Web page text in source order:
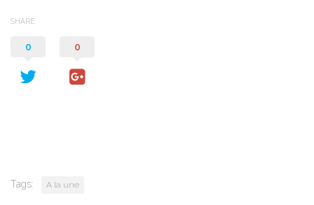
SHARE
0 0
Tags: A la une